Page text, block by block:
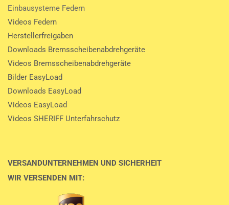
Einbausysteme Federn
Videos Federn
Herstellerfreigaben
Downloads Bremsscheibenabdrehgeräte
Videos Bremsscheibenabdrehgeräte
Bilder EasyLoad
Downloads EasyLoad
Videos EasyLoad
Videos SHERIFF Unterfahrschutz
VERSANDUNTERNEHMEN UND SICHERHEIT
WIR VERSENDEN MIT: